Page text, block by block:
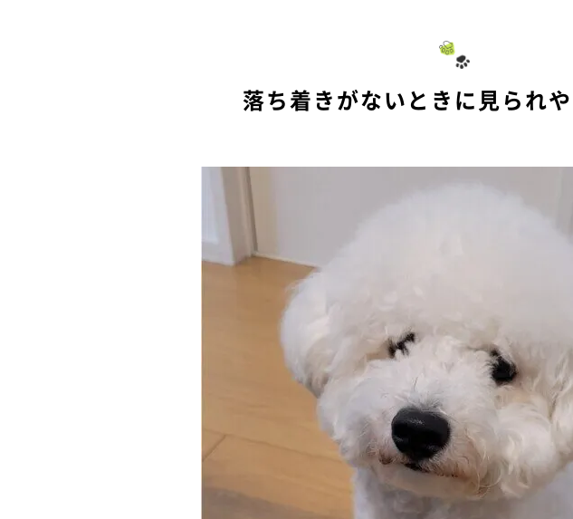
落ち着きがないときに見られ